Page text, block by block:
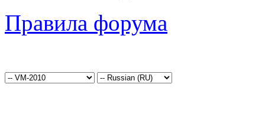
Правила форума